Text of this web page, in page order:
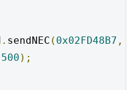
. sendNEC ( 0x02FD48B7 ,
500 );